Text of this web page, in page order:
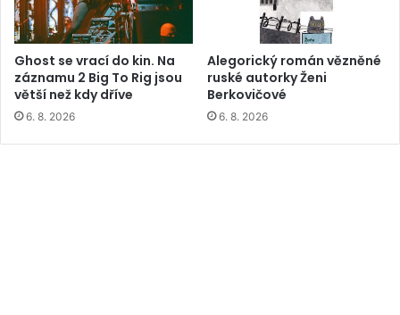
Ghost se vrací do kin. Na
záznamu 2 Big To Rig jsou
větší než kdy dříve
6. 8. 2026
Alegorický román vězněné
ruské autorky Ženi
Berkovičové
6. 8. 2026